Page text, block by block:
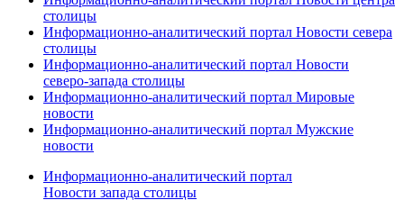
столицы
Информационно-аналитический портал Новости севера
столицы
Информационно-аналитический портал Новости
северо-запада столицы
Информационно-аналитический портал Мировые
новости
Информационно-аналитический портал Мужские
новости
Информационно-аналитический портал
Новости запада столицы